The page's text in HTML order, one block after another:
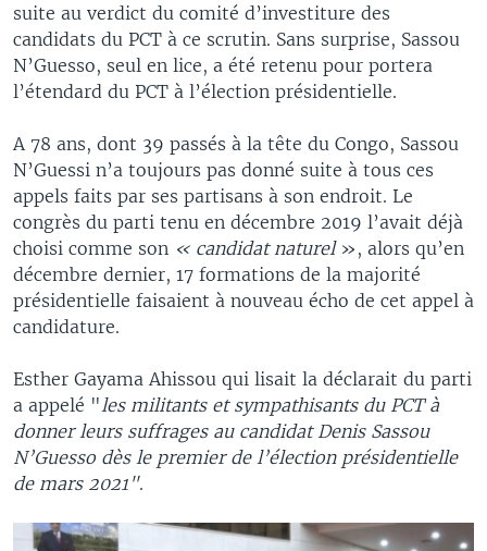
suite au verdict du comité d’investiture des
candidats du PCT à ce scrutin. Sans surprise, Sassou
N’Guesso, seul en lice, a été retenu pour portera
l’étendard du PCT à l’élection présidentielle.
A 78 ans, dont 39 passés à la tête du Congo, Sassou
N’Guessi n’a toujours pas donné suite à tous ces
appels faits par ses partisans à son endroit. Le
congrès du parti tenu en décembre 2019 l’avait déjà
choisi comme son « candidat naturel », alors qu’en
décembre dernier, 17 formations de la majorité
présidentielle faisaient à nouveau écho de cet appel à
candidature.
Esther Gayama Ahissou qui lisait la déclarait du parti
a appelé " les militants et sympathisants du PCT à
donner leurs suffrages au candidat Denis Sassou
N’Guesso dès le premier de l’élection présidentielle
de mars 2021".